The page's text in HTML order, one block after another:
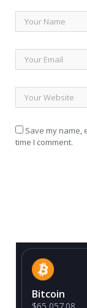
Save my name,
time I comment.
Bitcoin
$65,057.08